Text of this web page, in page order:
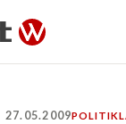
27.05.2009POLITIK